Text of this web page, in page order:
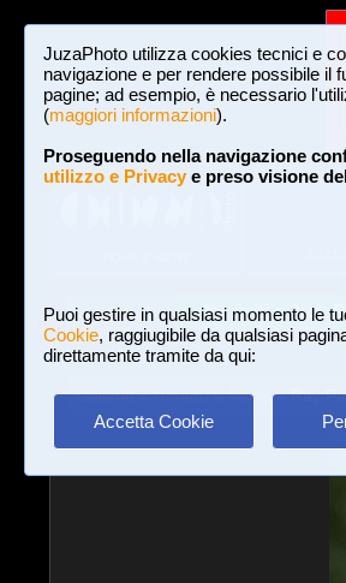
JuzaPhoto utilizza cookies tecnici e
navigazione e per rendere possibile il
pagine; ad esempio, è necessario
(maggiori informazioni).
Proseguendo nella navigazione
utilizzo e Privacye preso visione
Puoi gestire in qualsiasi momento le
Cookie, raggiugibile da qualsiasi
direttamente tramite da qui:
Accetta Cookie
Login Iscriviti a
Gallerie»Ritratto e Moda » Ray